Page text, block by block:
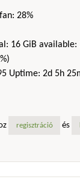
28%
16 GiB available:
Uptime: 2d 5h
regisztráció és